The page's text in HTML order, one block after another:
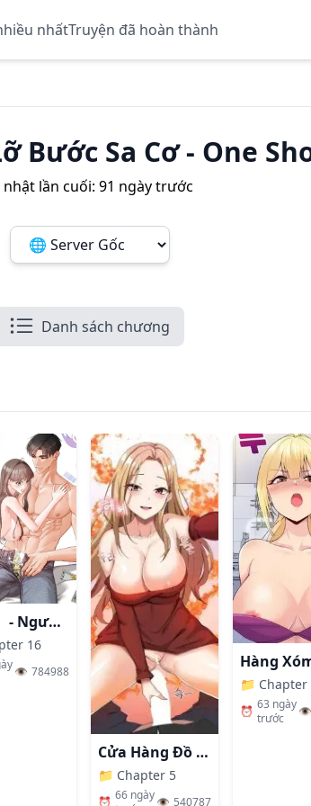
nhấtTruyện đã hoàn thành
Bước Sa Cơ- One
nhật lần cuối: 91 ngày trước
Đổi server ảnh:
Danh sách chương
〖18+〗- Người Bạn Thanh Mai Trúc Mã Tính Theo Giá Thị Trường
16
👁️ 784988
Cửa Hàng Đồ Chơi Người Lớn Ở Thế Giới Lạ
📁 Chapter 5
⏰ 66 ngày👁️ 540787
📁 Chapter
⏰ 63 ngày
trước
👁️